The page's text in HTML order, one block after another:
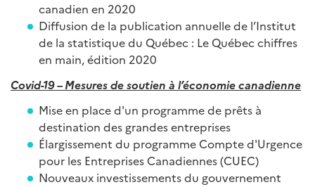
canadien en 2020
Diffusion de la publication annuelle de l’Institut
de la statistique du Québec : Le Québec chiffres
en main, édition 2020
Covid-19 – Mesures de soutien à l’économie canadienne
Mise en place d'un programme de prêts à
destination des grandes entreprises
Élargissement du programme Compte d'Urgence
pour les Entreprises Canadiennes (CUEC)
Nouveaux investissements du gouvernement